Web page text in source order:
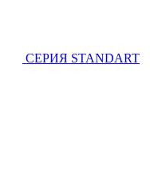
СЕРИЯ STANDART